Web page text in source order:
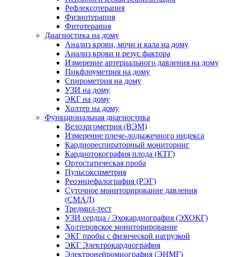
Рефлексотерапия
Физиотерапия
Фитотерапия
Диагностика на дому
Анализ крови, мочи и кала на дому
Анализ крови и резус фактора
Измерение артериального давления на дому
Пикфлоуметрия на дому
Спирометрия на дому
УЗИ на дому
ЭКГ на дому
Холтер на дому
Функциональная диагностика
Велоэргометрия (ВЭМ)
Измерение плече-лодыжечного индекса
Кардиореспираторный мониторинг
Кардиотокография плода (КТГ)
Ортостатическая проба
Пульсоксиметрия
Реоэнцефалография (РЭГ)
Суточное мониторирование давления
(СМАД)
Тредмил-тест
УЗИ сердца / Эхокардиография (ЭХОКГ)
Холтеровское мониторирование
ЭКГ пробы с физической нагрузкой
ЭКГ Электрокардиография
Электронейромиография (ЭНМГ)